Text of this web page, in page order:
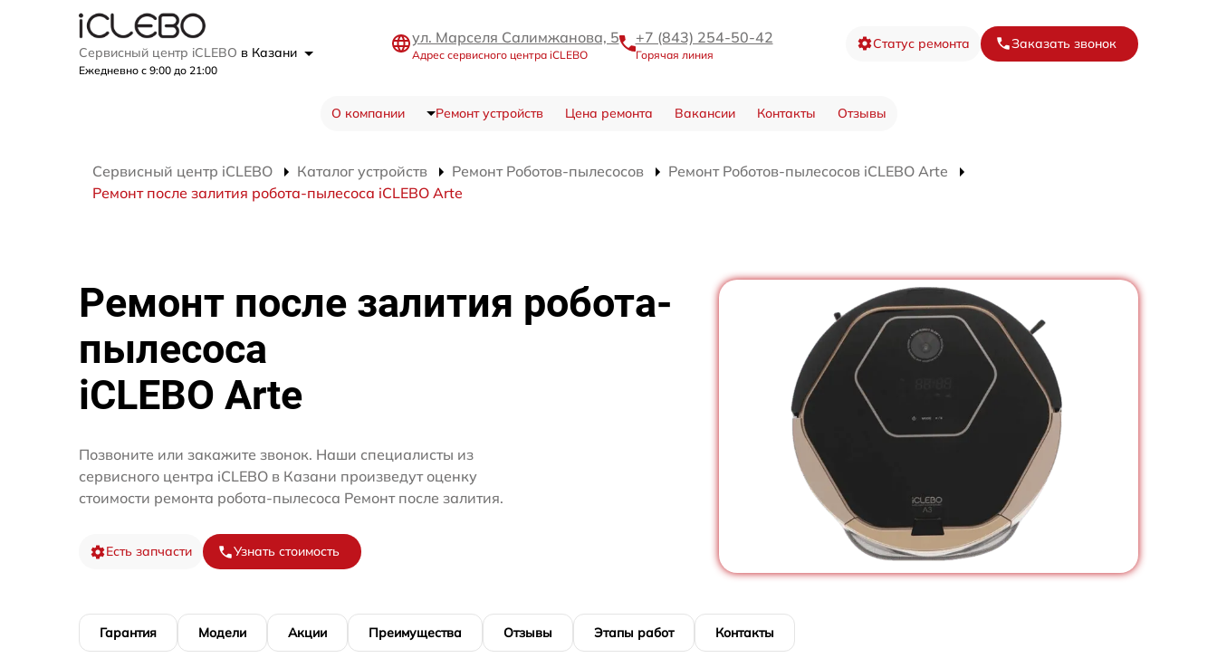
Сервисный центр iCLEBO в Казани
Ежедневно с 9:00 до 21:00
ул. Марселя Салимжанова, 5
Адрес сервисного центра iCLEBO
+7 (843) 254-50-42
Горячая линия
Статус ремонта Заказать звонок
О компании Ремонт устройств Цена ремонта Вакансии Контакты Отзывы
Сервисный центр iCLEBO Каталог устройств Ремонт Роботов-пылесосов
Ремонт Роботов-пылесосов iCLEBO Arte
Ремонт после залития робота-пылесоса iCLEBO Arte
Ремонт после залития робота-
пылесоса
iCLEBO Arte
Позвоните или закажите звонок. Наши специалисты из
сервисного центра iCLEBO в Казани произведут оценку
стоимости ремонта робота-пылесоса Ремонт после залития.
Есть запчасти Узнать стоимость
Гарантия Модели Акции Преимущества Отзывы Этапы работ Контакты